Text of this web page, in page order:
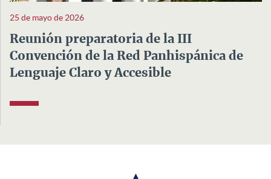
25 de mayo de 2026
Reunión preparatoria de la III
Convención de la Red Panhispánica de
Lenguaje Claro y Accesible